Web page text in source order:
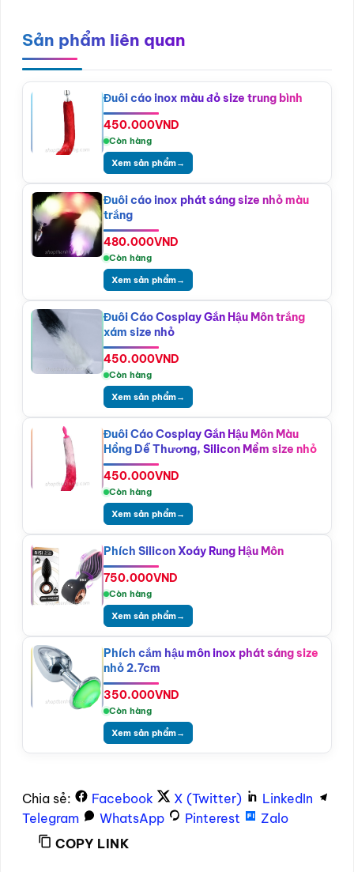
Sản phẩm liên quan
Đuôi cáo inox màu đỏ size trung bình
450.000VND
Còn hàng
Xem sản phẩm→
Đuôi cáo inox phát sáng size nhỏ màu
trắng
480.000VND
Còn hàng
Xem sản phẩm→
Đuôi Cáo Cosplay Gắn Hậu Môn trắng
xám size nhỏ
450.000VND
Còn hàng
Xem sản phẩm→
Đuôi Cáo Cosplay Gắn Hậu Môn Màu
Hồng Dễ Thương, Silicon Mềm size nhỏ
450.000VND
Còn hàng
Xem sản phẩm→
Phích Silicon Xoáy Rung Hậu Môn
750.000VND
Còn hàng
Xem sản phẩm→
Phích cắm hậu môn inox phát sáng size
nhỏ 2.7cm
350.000VND
Còn hàng
Xem sản phẩm→
Chia sẻ: Facebook X (Twitter)
LinkedIn
Telegram
WhatsApp Pinterest
Zalo
COPY LINK